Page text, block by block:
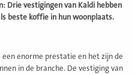
Drie vestigingen van Kaldi hebben
beste koffie in hun woonplaats.
enorme prestatie en het zijn de
in de branche. De vestiging van